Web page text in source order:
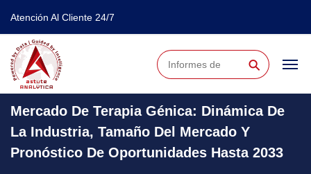
Atención Al Cliente 24/7
⚲
Mercado De Terapia Génica: Dinámica De
La Industria, Tamaño Del Mercado Y
Pronóstico De Oportunidades Hasta 2033